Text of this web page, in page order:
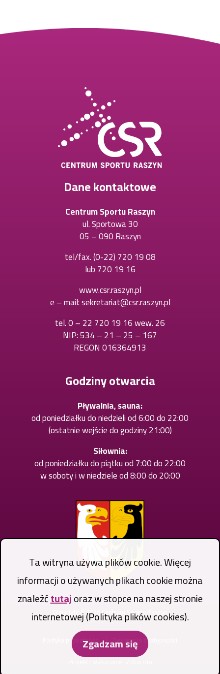
Dane kontaktowe
Centrum Sportu Raszyn
ul. Sportowa 30
05 – 090 Raszyn
tel/fax.(0-22) 720 19 08
karcie
lub720 19 16
w
nowej
karcie
www.csr.raszyn.pl
e – mail:sekretariat@csr.raszyn.pl
tel.0 – 22 720 19 16 wew. 26
NIP: 534 – 21 – 25 – 167
REGON 016364913
Godziny otwarcia
Pływalnia, sauna:
od poniedziałku do niedzieli od 6:00 do 22:00
(ostatnie wejście do godziny 21:00)
Siłownia:
od poniedziałku do piątku od 7:00 do 22:00
w soboty i w niedziele od 8:00 do 20:00
Copyright © 2026 Centrum Sportu Raszyn
Stopka
Polityka prywatności
Deklaracja dostępności
Ta witryna używa plików cookie. Więcej
informacji o używanych plikach cookie można
znaleźćtutajoraz w stopce na naszej stronie
internetowej (Polityka plików cookies).
Zgadzam się